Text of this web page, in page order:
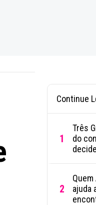
Continue
1
Três
do
2
Quem
ajuda